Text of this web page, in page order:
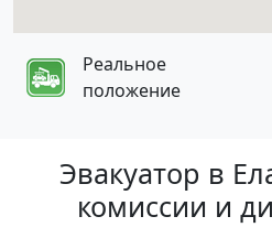
Реальное
положение
Эвакуатор в
комиссии и